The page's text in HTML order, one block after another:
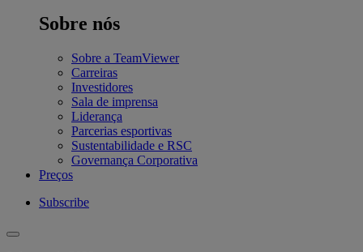
Sobre nós
Sobre a TeamViewer
Carreiras
Investidores
Sala de imprensa
Liderança
Parcerias esportivas
Sustentabilidade e RSC
Governança Corporativa
Preços
Subscribe